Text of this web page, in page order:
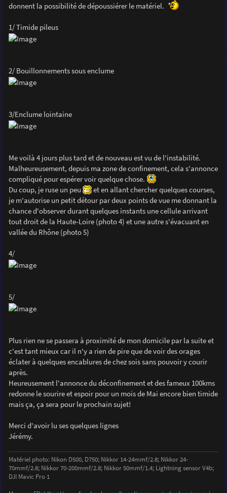
donnent la possibilité de dépoussiérer le matériel.
1/ Timide pileus
2/ Bouillonnements sous enclume
3/Enclume lointaine
Me voilà 4 jours plus tard et de nouveau est vu de l'instabilité.
Malheureusement, depuis ma zone de confinement, cela s'annonce
compliqué pour espérer voir quelque chose.
Du coup, je ruse un peu
et en allant chercher quelques courses,
je m'autorise un petit détour par deux points de vue me donnant la
chance d'observer durant quelques instants une cellule arrivant
tout droit de la Haute-Loire (photo 4) et une autre s'évacuant en
vallée du Rhône (photo 5)
4/
5/
Plus rien ne se passera à proximité de mon domicile par la suite et
c'est tant mieux car il n'y a rien de pire que de voir des orages
éclater à quelques encablures de chez sois sans pouvoir y courir
après.
Heureusement l'annonce du déconfinement et des fameux 100kms
redonne le sourire et espoir pour un mois de Mai encore bien timide
mais ça, ça sera pour le prochain sujet!
Merci d'avoir lu ses quelques lignes
Jérémy.
Matériel photo: Nikon D500, D750; Nikkor 14-24mmf/2.8; Nikkor 24-
70mmf/2.8; Nikkor 70-200mmf/2.8; Nikkor 50mmf/1.4; Lightning sensor V4b;
DJI Mavic Pro 1